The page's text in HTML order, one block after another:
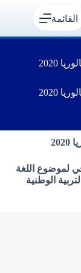
القائمة
التصحيح النموذجي لموضوع اللغة الأمازيغية بكالوريا 2020
التصحيح النموذجي لموضوع اللغة الأمازيغية بكالوريا 2020
لموضوع اللغة
التربية الوطنية